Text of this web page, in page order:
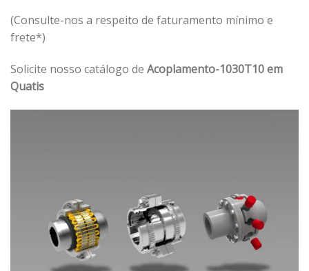
(Consulte-nos a respeito de faturamento mínimo e
frete*)
Solicite nosso catálogo de Acoplamento-1030T10 em
Quatis